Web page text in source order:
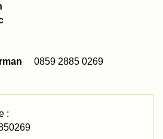
0859 2885 0269
: